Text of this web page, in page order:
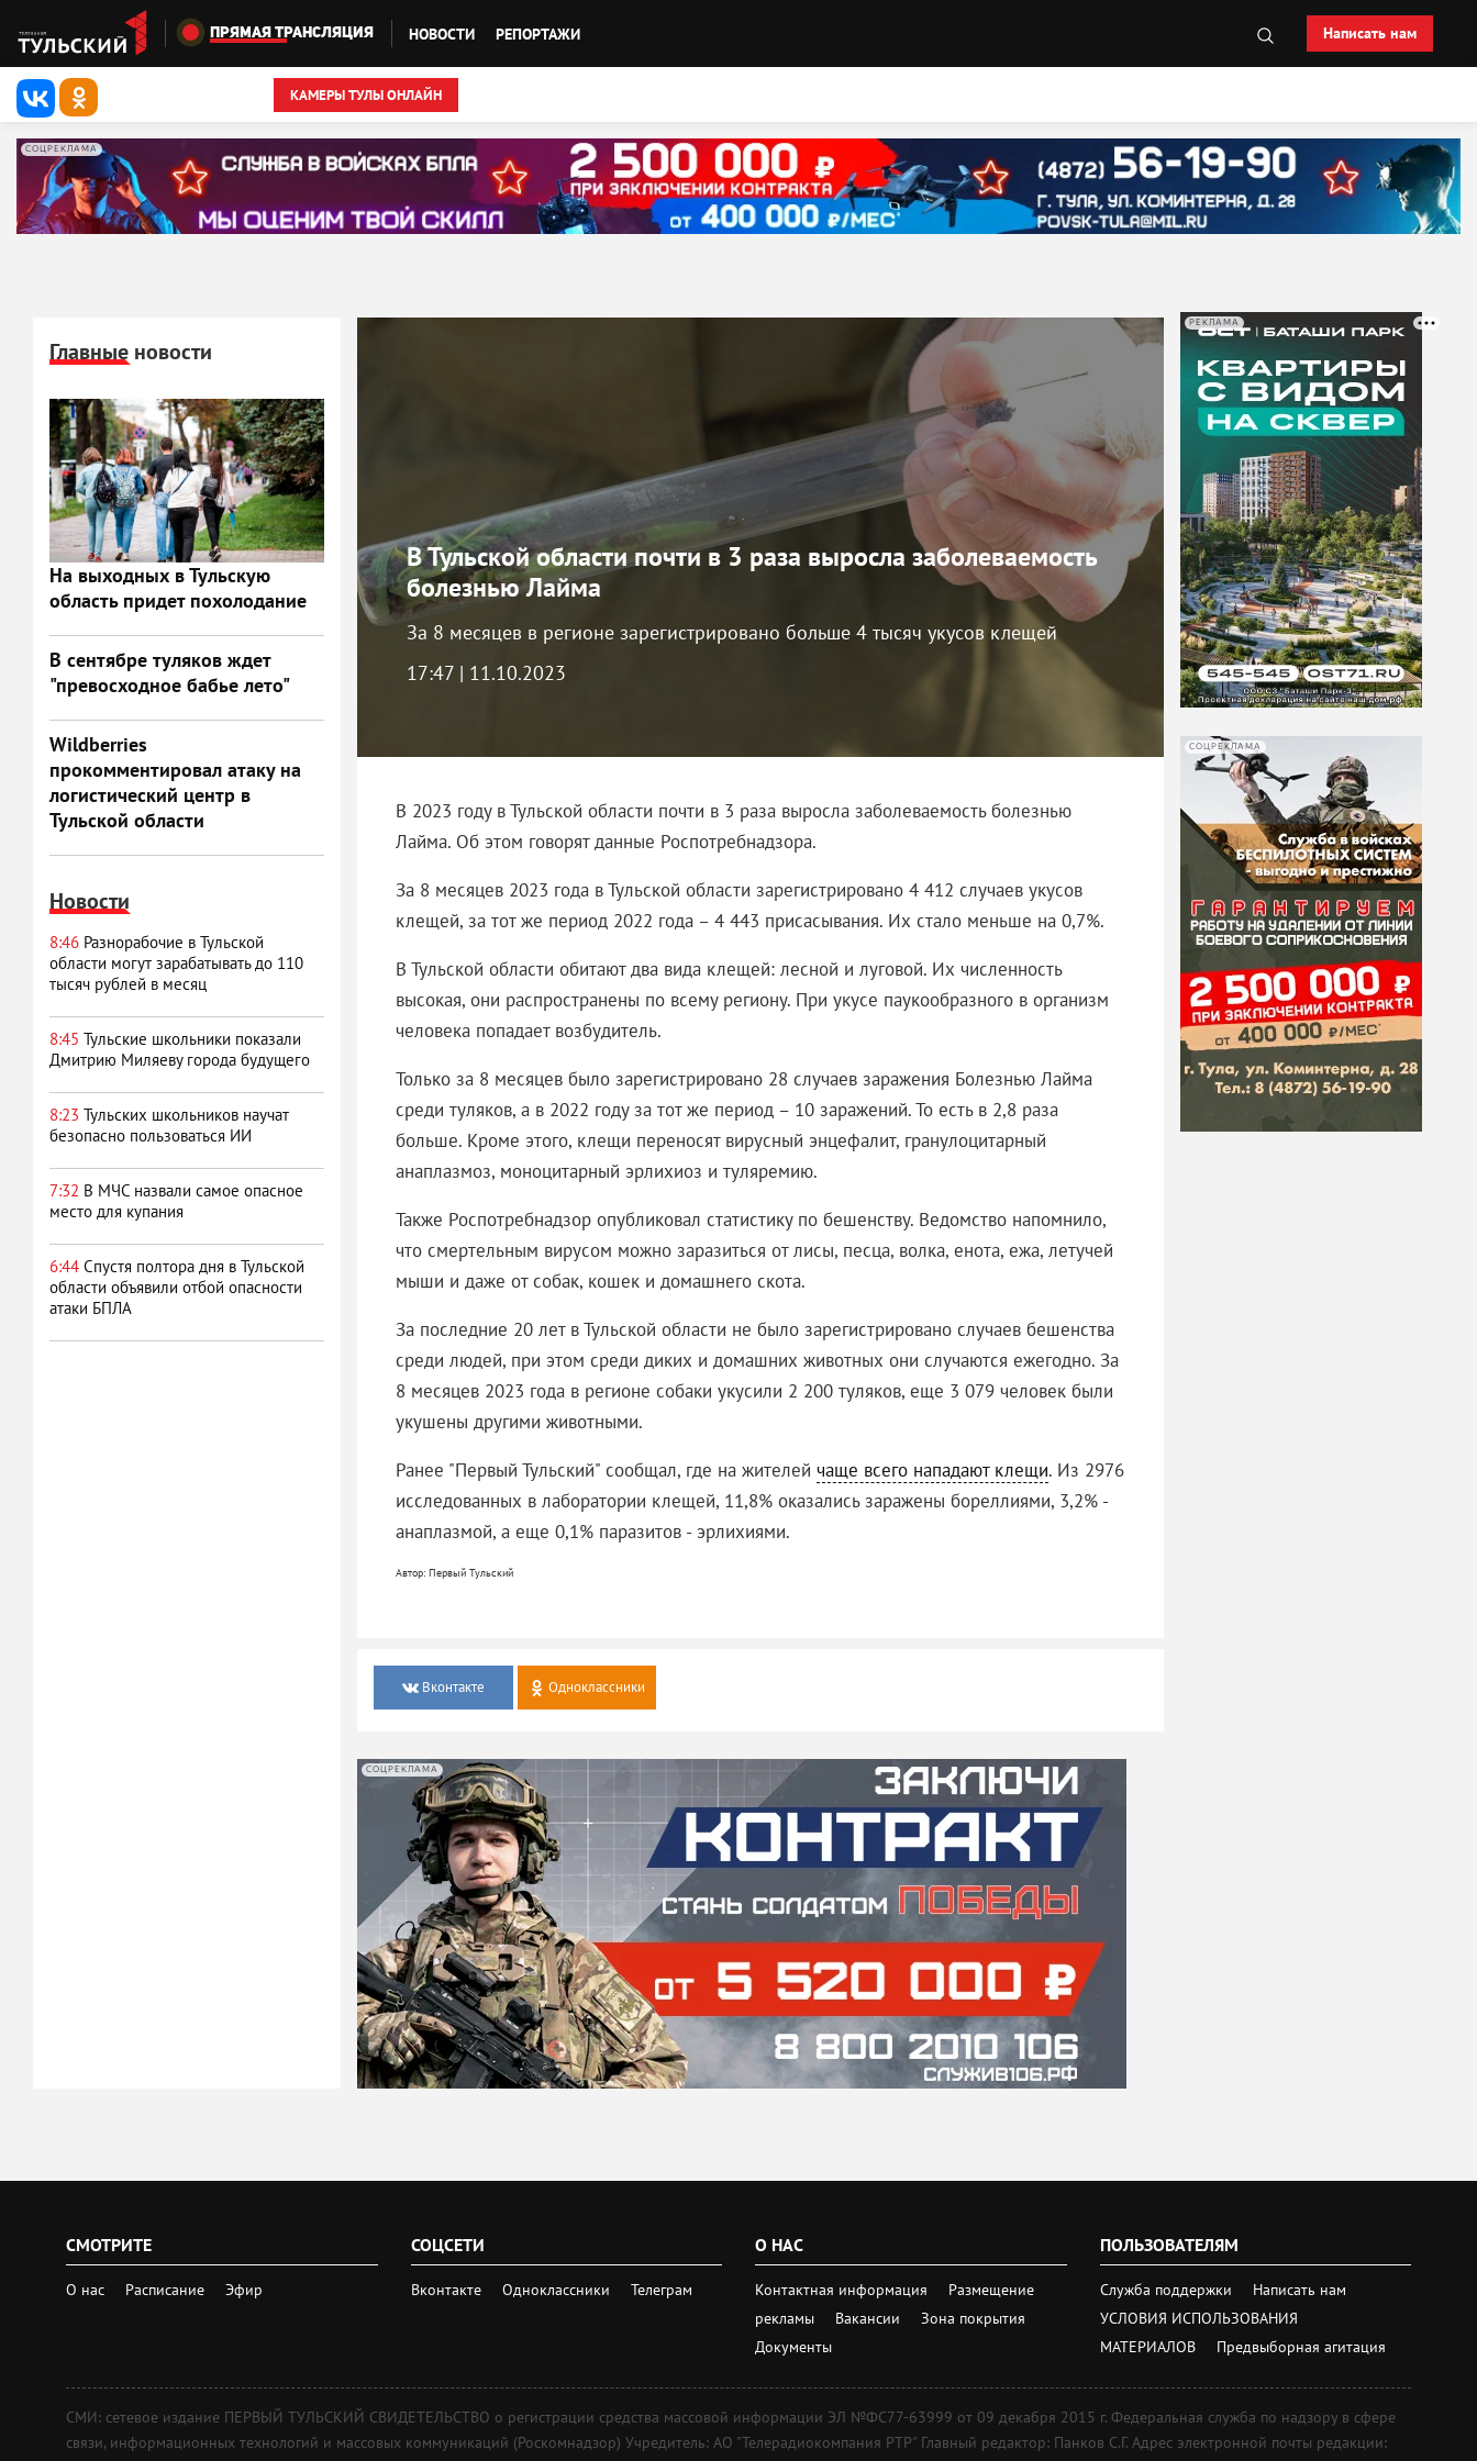
Перейти к основному содержанию
ПРЯМАЯ ТРАНСЛЯЦИЯ НОВОСТИ РЕПОРТАЖИ Написать нам
КАМЕРЫ ТУЛЫ ОНЛАЙН
СОЦРЕКЛАМА
Главные новости
На выходных в Тульскую
область придет похолодание
В сентябре туляков ждет
"превосходное бабье лето"
Wildberries
прокомментировал атаку на
логистический центр в
Тульской области
Новости
8:46 Разнорабочие в Тульской
области могут зарабатывать до 110
тысяч рублей в месяц
8:45 Тульские школьники показали
Дмитрию Миляеву города будущего
8:23 Тульских школьников научат
безопасно пользоваться ИИ
7:32 В МЧС назвали самое опасное
место для купания
6:44 Спустя полтора дня в Тульской
области объявили отбой опасности
атаки БПЛА
В Тульской области почти в 3 раза выросла заболеваемость
болезнью Лайма
За 8 месяцев в регионе зарегистрировано больше 4 тысяч укусов клещей
17:47 | 11.10.2023
В 2023 году в Тульской области почти в 3 раза выросла заболеваемость болезнью
Лайма. Об этом говорят данные Роспотребнадзора.
За 8 месяцев 2023 года в Тульской области зарегистрировано 4 412 случаев укусов
клещей, за тот же период 2022 года – 4 443 присасывания. Их стало меньше на 0,7%.
В Тульской области обитают два вида клещей: лесной и луговой. Их численность
высокая, они распространены по всему региону. При укусе паукообразного в организм
человека попадает возбудитель.
Только за 8 месяцев было зарегистрировано 28 случаев заражения Болезнью Лайма
среди туляков, а в 2022 году за тот же период – 10 заражений. То есть в 2,8 раза
больше. Кроме этого, клещи переносят вирусный энцефалит, гранулоцитарный
анаплазмоз, моноцитарный эрлихиоз и туляремию.
Также Роспотребнадзор опубликовал статистику по бешенству. Ведомство напомнило,
что смертельным вирусом можно заразиться от лисы, песца, волка, енота, ежа, летучей
мыши и даже от собак, кошек и домашнего скота.
За последние 20 лет в Тульской области не было зарегистрировано случаев бешенства
среди людей, при этом среди диких и домашних животных они случаются ежегодно. За
8 месяцев 2023 года в регионе собаки укусили 2 200 туляков, еще 3 079 человек были
укушены другими животными.
Ранее "Первый Тульский" сообщал, где на жителей чаще всего нападают клещи. Из 2976
исследованных в лаборатории клещей, 11,8% оказались заражены бореллиями, 3,2% -
анаплазмой, а еще 0,1% паразитов - эрлихиями.
Автор: Первый Тульский
Вконтакте Одноклассники
СОЦРЕКЛАМА
РЕКЛАМА
СОЦРЕКЛАМА
СМОТРИТЕ
О нас Расписание Эфир
СОЦСЕТИ
Вконтакте Одноклассники Телеграм
О НАС
Контактная информация
Размещение
рекламы
Вакансии
Зона покрытия
Документы
ПОЛЬЗОВАТЕЛЯМ
Служба поддержки
Написать нам
УСЛОВИЯ ИСПОЛЬЗОВАНИЯ
МАТЕРИАЛОВ
Предвыборная агитация
СМИ: сетевое издание ПЕРВЫЙ ТУЛЬСКИЙ СВИДЕТЕЛЬСТВО о регистрации средства массовой информации ЭЛ №ФС77-63999 от 09 декабря 2015 г. Федеральная служба по надзору в сфере
связи, информационных технологий и массовых коммуникаций (Роскомнадзор) Учредитель: АО "Телерадиокомпания РТР" Главный редактор: Панков С.Г. Адрес электронной почты редакции: